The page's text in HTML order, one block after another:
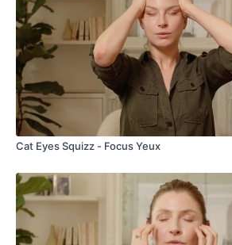
Cat Eyes Squizz - Focus Yeux